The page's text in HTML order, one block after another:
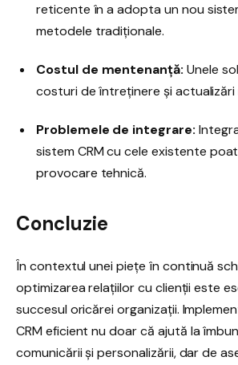
reticente în a adopta un nou
metodele tradiționale.
Costul de mentenanță: Unele
costuri de întreținere și actualizări
Problemele de integrare:
sistem CRM cu cele existente
provocare tehnică.
Concluzie
În contextul unei piețe în continuă
optimizarea relațiilor cu clienții este
succesul oricărei organizații.
CRM eficient nu doar că ajută la
comunicării și personalizării, dar de